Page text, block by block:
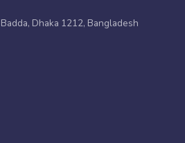
Dhaka 1212, Bangladesh